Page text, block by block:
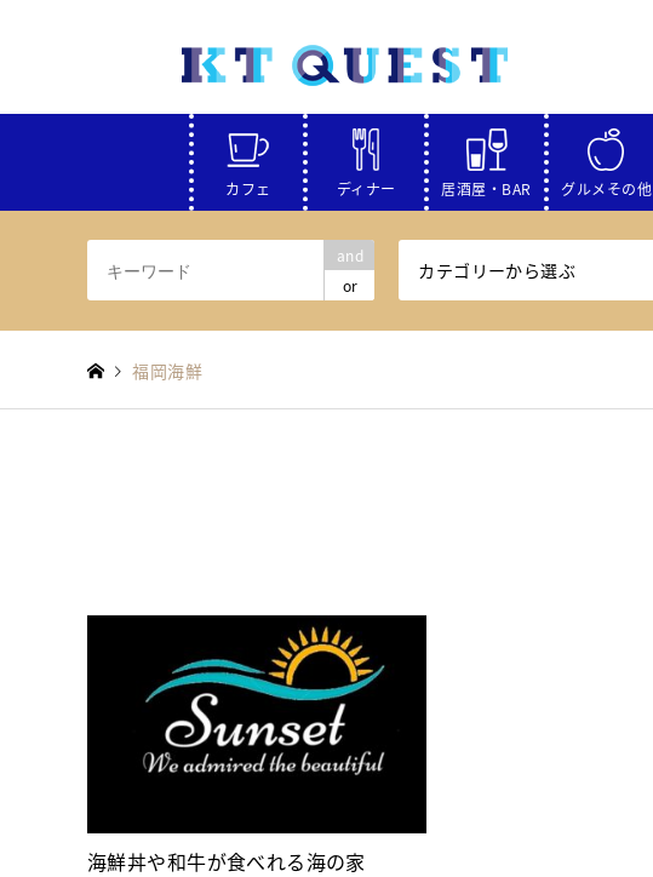
カフェ ディナー 居酒屋・BAR グルメその他
and
or
カテゴリーから選ぶ
福岡海鮮
海鮮丼や和牛が食べれる海の家